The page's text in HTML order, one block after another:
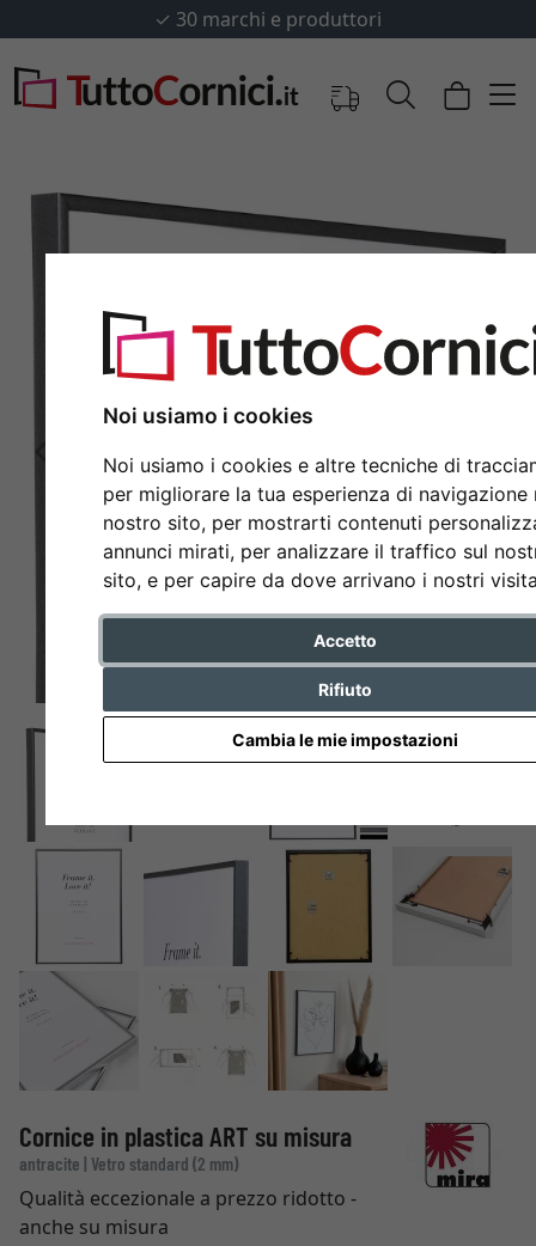
Noi usiamo i cookies
Noi usiamo i cookies e altre tecniche di
per migliorare la tua esperienza di navigazione
nostro sito, per mostrarti contenuti
annunci mirati, per analizzare il traffico sul
sito, e per capire da dove arrivano i nostri
Accetto
Rifiuto
Cambia le mie impostazioni
✓ 30 marchi e produttori
Cornice in plastica ART su misura
antracite | Vetro standard (2 mm)
Qualità eccezionale a prezzo ridotto -
anche su misura